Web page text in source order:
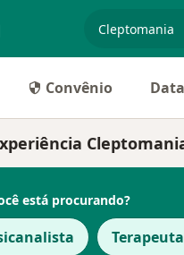
Convênio
está procurando?